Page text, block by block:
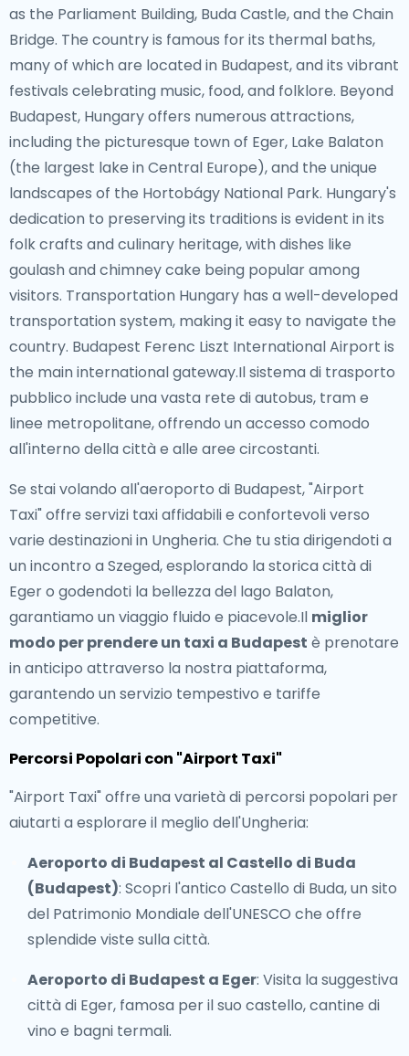
as the Parliament Building, Buda Castle, and the Chain
Bridge. The country is famous for its thermal baths,
many of which are located in Budapest, and its vibrant
festivals celebrating music, food, and folklore. Beyond
Budapest, Hungary offers numerous attractions,
including the picturesque town of Eger, Lake Balaton
(the largest lake in Central Europe), and the unique
landscapes of the Hortobágy National Park. Hungary's
dedication to preserving its traditions is evident in its
folk crafts and culinary heritage, with dishes like
goulash and chimney cake being popular among
visitors. Transportation Hungary has a well-developed
transportation system, making it easy to navigate the
country. Budapest Ferenc Liszt International Airport is
the main international gateway.Il sistema di trasporto
pubblico include una vasta rete di autobus, tram e
linee metropolitane, offrendo un accesso comodo
all'interno della città e alle aree circostanti.
Se stai volando all'aeroporto di Budapest, "Airport
Taxi" offre servizi taxi affidabili e confortevoli verso
varie destinazioni in Ungheria. Che tu stia dirigendoti a
un incontro a Szeged, esplorando la storica città di
Eger o godendoti la bellezza del lago Balaton,
garantiamo un viaggio fluido e piacevole.Il miglior
modo per prendere un taxi a Budapest è prenotare
in anticipo attraverso la nostra piattaforma,
garantendo un servizio tempestivo e tariffe
competitive.
Percorsi Popolari con "Airport Taxi"
"Airport Taxi" offre una varietà di percorsi popolari per
aiutarti a esplorare il meglio dell'Ungheria:
Aeroporto di Budapest al Castello di Buda
(Budapest): Scopri l'antico Castello di Buda, un sito
del Patrimonio Mondiale dell'UNESCO che offre
splendide viste sulla città.
Aeroporto di Budapest a Eger: Visita la suggestiva
città di Eger, famosa per il suo castello, cantine di
vino e bagni termali.